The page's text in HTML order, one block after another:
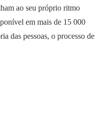
ao seu próprio ritmo
em mais de 15 000
das pessoas, o processo de